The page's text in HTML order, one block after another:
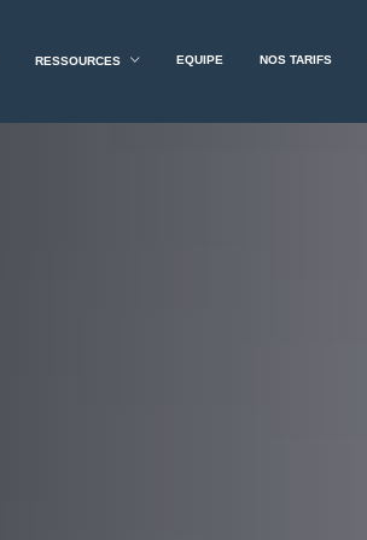
RESSOURCES EQUIPE NOS TARIFS